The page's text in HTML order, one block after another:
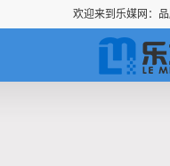
欢迎来到乐媒网：